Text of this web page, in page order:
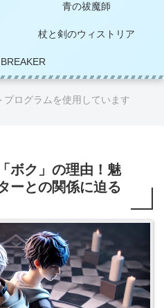
青の祓魔師
杖と剣のウィストリア
ログラムを使用しています
ボク」の理由！魅
ーとの関係に迫る